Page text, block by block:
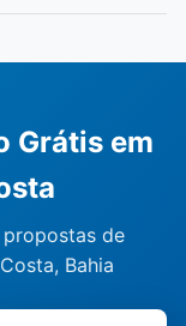
Grátis em
de
Bahia